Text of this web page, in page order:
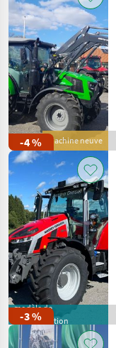
-4 % Machine neuve
-3 %
modèle de
démonstration